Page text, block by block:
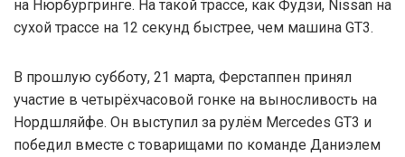
на Нюрбургринге. На такой трассе, как Фудзи, Nissan на
сухой трассе на 12 секунд быстрее, чем машина GT3.
В прошлую субботу, 21 марта, Ферстаппен принял
участие в четырёхчасовой гонке на выносливость на
Нордшляйфе. Он выступил за рулём Mercedes GT3 и
победил вместе с товарищами по команде Даниэлем